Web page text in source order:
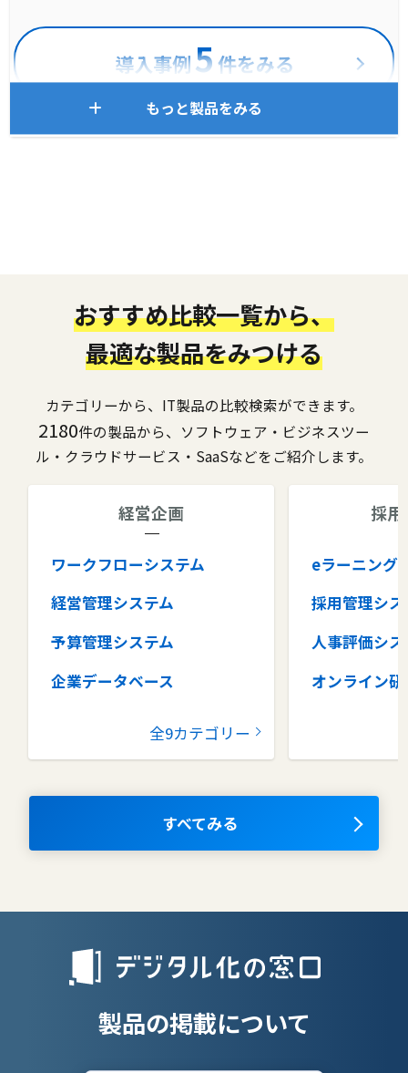
導入事例 5 件をみる
もっと製品をみる
おすすめ比較一覧から、
最適な製品をみつける
カテゴリーから、IT製品の比較検索ができます。
2180件の製品から、ソフトウェア・ビジネスツー
ル・クラウドサービス・SaaSなどをご紹介します。
経営企画
ワークフローシステム
経営管理システム
予算管理システム
企業データベース
コラボレーションツール
ナレッジマネジメントツール
全9カテゴリー
採
eラーニング
採用管理シス
人事評価シス
オンライン研
タレントマ
OKRツール
授業支援シス
すべてみる
製品の掲載について